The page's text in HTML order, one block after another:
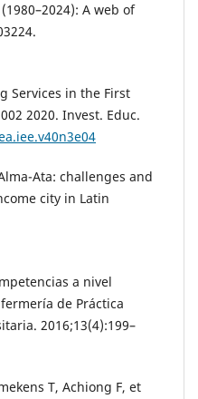
A web of
Services in the First
2020. Invest. Educ.
Ata: challenges and
city in Latin
a nivel
de Práctica
2016;13(4):199–
T, Achiong F, et